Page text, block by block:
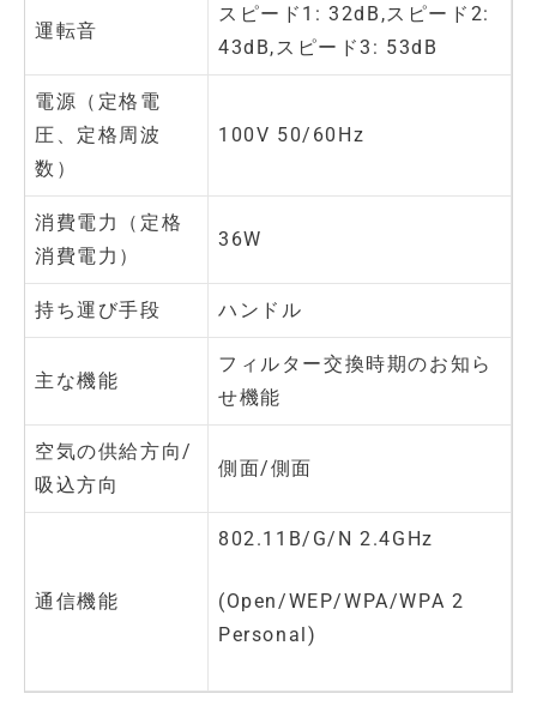
運転音
スピード1: 32dB,スピード2:
43dB,スピード3: 53dB
電源（定格電
圧、定格周波
数）
100V 50/60Hz
消費電力（定格
消費電力）
36W
持ち運び手段 ハンドル
主な機能
フィルター交換時期のお知ら
せ機能
空気の供給方向/
吸込方向
側面/側面
通信機能
802.11B/G/N 2.4GHz
(Open/WEP/WPA/WPA 2
Personal)